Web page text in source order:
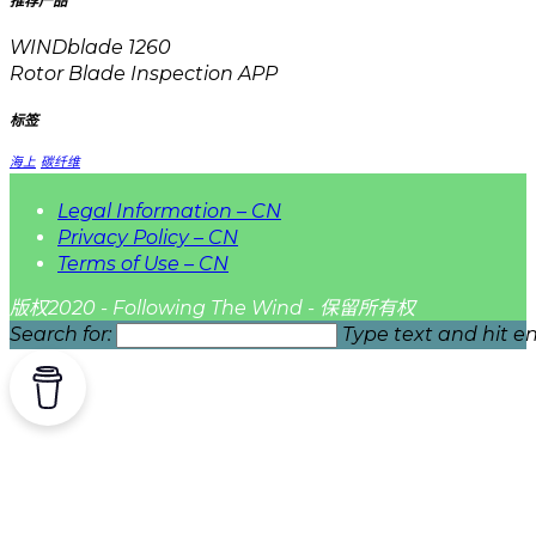
WINDblade 1260
Rotor Blade Inspection APP
标签
海上 碳纤维
Legal Information – CN
Privacy Policy – CN
Terms of Use – CN
版权2020 - Following The Wind - 保留所有权
Search for:
Type text and hit